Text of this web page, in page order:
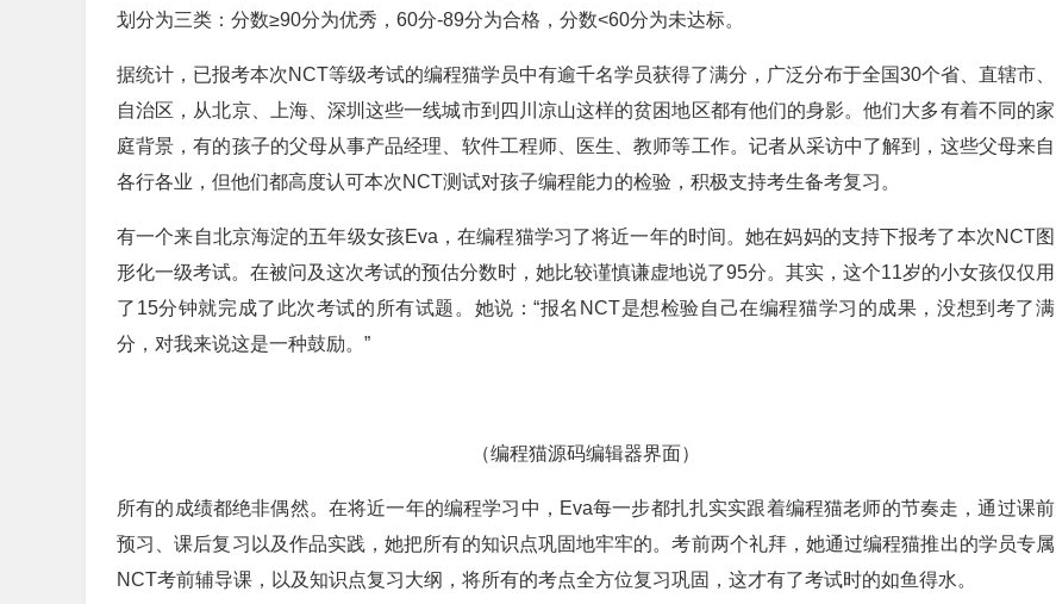
划分为三类：分数≥90分为优秀，60分-89分为合格，分数<60分为未达标。
据统计，已报考本次NCT等级考试的编程猫学员中有逾千名学员获得了满分，广泛分布于全国30个省、直辖市、
自治区，从北京、上海、深圳这些一线城市到四川凉山这样的贫困地区都有他们的身影。他们大多有着不同的家
庭背景，有的孩子的父母从事产品经理、软件工程师、医生、教师等工作。记者从采访中了解到，这些父母来自
各行各业，但他们都高度认可本次NCT测试对孩子编程能力的检验，积极支持考生备考复习。
有一个来自北京海淀的五年级女孩Eva，在编程猫学习了将近一年的时间。她在妈妈的支持下报考了本次NCT图
形化一级考试。在被问及这次考试的预估分数时，她比较谨慎谦虚地说了95分。其实，这个11岁的小女孩仅仅用
了15分钟就完成了此次考试的所有试题。她说：“报名NCT是想检验自己在编程猫学习的成果，没想到考了满
分，对我来说这是一种鼓励。”
（编程猫源码编辑器界面）
所有的成绩都绝非偶然。在将近一年的编程学习中，Eva每一步都扎扎实实跟着编程猫老师的节奏走，通过课前
预习、课后复习以及作品实践，她把所有的知识点巩固地牢牢的。考前两个礼拜，她通过编程猫推出的学员专属
NCT考前辅导课，以及知识点复习大纲，将所有的考点全方位复习巩固，这才有了考试时的如鱼得水。